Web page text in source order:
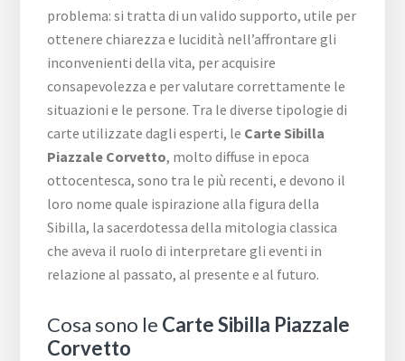
problema: si tratta di un valido supporto, utile per
ottenere chiarezza e lucidità nell’affrontare gli
inconvenienti della vita, per acquisire
consapevolezza e per valutare correttamente le
situazioni e le persone. Tra le diverse tipologie di
carte utilizzate dagli esperti, le Carte Sibilla ​
Piazzale ​Corvetto, molto diffuse in epoca
ottocentesca, sono tra le più recenti, e devono il
loro nome quale ispirazione alla figura della
Sibilla, la sacerdotessa della mitologia classica
che aveva il ruolo di interpretare gli eventi in
relazione al passato, al presente e al futuro.
Cosa sono le Carte Sibilla ​Piazzale ​
Corvetto